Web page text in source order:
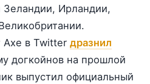
Зеландии, Ирландии,
Axe в Twitter дразнил
догкойнов на прошлой
выпустил официальный